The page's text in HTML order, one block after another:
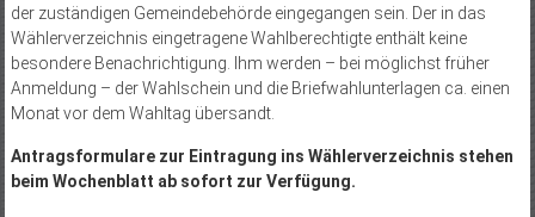
der zuständigen Gemeindebehörde eingegangen sein. Der in das
Wählerverzeichnis eingetragene Wahlberechtigte enthält keine
besondere Benachrichtigung. Ihm werden – bei möglichst früher
Anmeldung – der Wahlschein und die Briefwahlunterlagen ca. einen
Monat vor dem Wahltag übersandt.
Antragsformulare zur Eintragung ins Wählerverzeichnis stehen
beim Wochenblatt ab sofort zur Verfügung.